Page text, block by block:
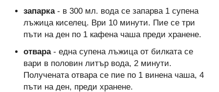
запарка- в 300 мл. вода се запарва 1 супена
лъжица киселец. Ври 10 минути. Пие се три
пъти на ден по 1 кафена чаша преди хранене.
отвара- една супена лъжица от билката се
вари в половин литър вода, 2 минути.
Получената отвара се пие по 1 винена чаша, 4
пъти на ден, преди хранене.